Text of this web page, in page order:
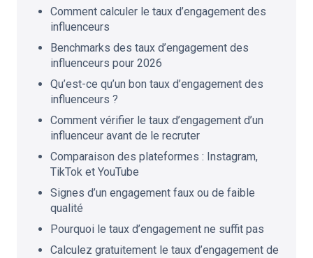
Comment calculer le taux d’engagement des
influenceurs
Benchmarks des taux d’engagement des
influenceurs pour 2026
Qu’est-ce qu’un bon taux d’engagement des
influenceurs ?
Comment vérifier le taux d’engagement d’un
influenceur avant de le recruter
Comparaison des plateformes : Instagram,
TikTok et YouTube
Signes d’un engagement faux ou de faible
qualité
Pourquoi le taux d’engagement ne suffit pas
Calculez gratuitement le taux d’engagement de